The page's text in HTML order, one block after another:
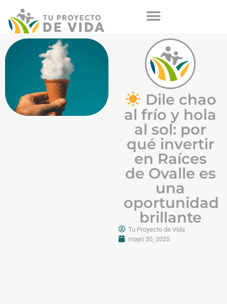
Dile chao
al frío y hola
al sol: por
qué invertir
en Raíces
de Ovalle es
una
oportunidad
brillante
Tu Proyecto de Vida
mayo 30, 2025